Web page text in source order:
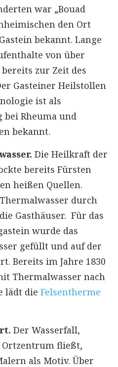
war „Bouad
den Ort
bekannt. Lange
von über
zur Zeit des
Gasteiner Heilstollen
ist als
Rheuma und
bekannt.
Die Heilkraft der
bereits Fürsten
heißen Quellen.
durch
Gasthäuser. Für das
wurde das
gefüllt und auf der
Bereits im Jahre 1830
Thermalwasser nach
lädt die Felsentherme
Der Wasserfall,
fließt,
als Motiv. Über